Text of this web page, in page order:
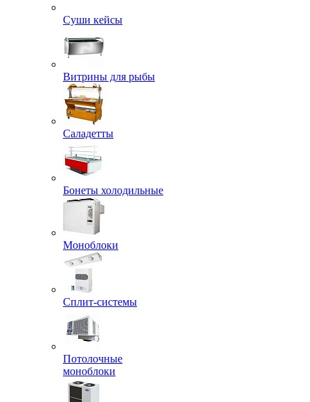
Суши кейсы
Витрины для рыбы
Саладетты
Бонеты холодильные
Моноблоки
Сплит-системы
Потолочные
моноблоки